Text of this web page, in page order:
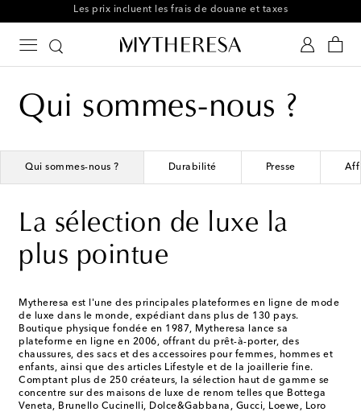
Retours gratuits possibles sous 30 jours
Qui sommes-nous ?
Qui sommes-nous ? Durabilité Presse
La sélection de luxe la
plus pointue
Mytheresa est l'une des principales plateformes en ligne de mode
de luxe dans le monde, expédiant dans plus de 130 pays.
Boutique physique fondée en 1987, Mytheresa lance sa
plateforme en ligne en 2006, offrant du prêt-à-porter, des
chaussures, des sacs et des accessoires pour femmes, hommes et
enfants, ainsi que des articles Lifestyle et de la joaillerie fine.
Comptant plus de 250 créateurs, la sélection haut de gamme se
concentre sur des maisons de luxe de renom telles que Bottega
Veneta, Brunello Cucinelli, Dolce&Gabbana, Gucci, Loewe, Loro